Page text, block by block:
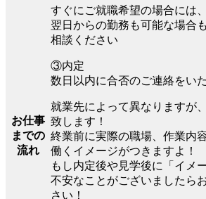
お仕事
までの
流れ
すぐにご就職希望の場合には、
翌日からの勤務も可能な場合
相談ください
③内定
数日以内に合否のご連絡をい
就業先によって異なりますが
致します！
終業前に実際の職場、作業内
働くイメージがつきますよ！
もし内定後や見学後に「イメ
不安なことがございましたら
さい！